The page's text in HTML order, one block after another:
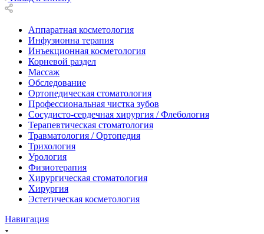
Аппаратная косметология
Инфузионна терапия
Инъекционная косметология
Корневой раздел
Массаж
Обследование
Ортопедическая стоматология
Профессиональная чистка зубов
Сосудисто-сердечная хирургия / Флебология
Терапевтическая стоматология
Травматология / Ортопедия
Трихология
Урология
Физиотерапия
Хирургическая стоматология
Хирургия
Эстетическая косметология
Навигация